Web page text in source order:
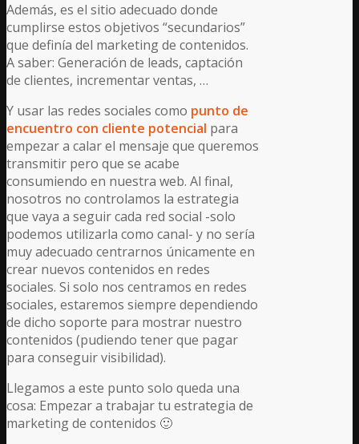
Además, es el sitio adecuado donde
cumplirse estos objetivos “secundarios”
que definía del marketing de contenidos.
A saber: Generación de leads, captación
de clientes, incrementar ventas, …
Y usar las redes sociales como punto de
encuentro con cliente potencial para
empezar a calar el mensaje que queremos
transmitir pero que se acabe
consumiendo en nuestra web. Al final,
nosotros no controlamos la estrategia
que vaya a seguir cada red social -solo
podemos utilizarla como canal- y no sería
muy adecuado centrarnos únicamente en
crear nuevos contenidos en redes
sociales. Si solo nos centramos en redes
sociales, estaremos siempre dependiendo
de dicho soporte para mostrar nuestro
contenidos (pudiendo tener que pagar
para conseguir visibilidad).
Llegamos a este punto solo queda una
cosa: Empezar a trabajar tu estrategia de
marketing de contenidos 🙂